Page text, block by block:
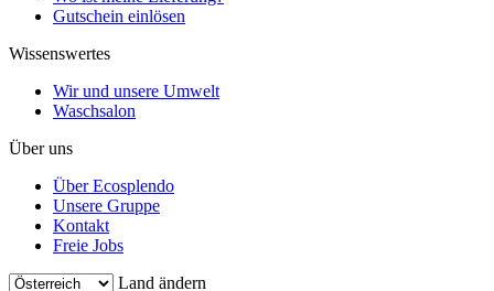
Gutschein einlösen
Wissenswertes
Wir und unsere Umwelt
Waschsalon
Über uns
Über Ecosplendo
Unsere Gruppe
Kontakt
Freie Jobs
Land ändern